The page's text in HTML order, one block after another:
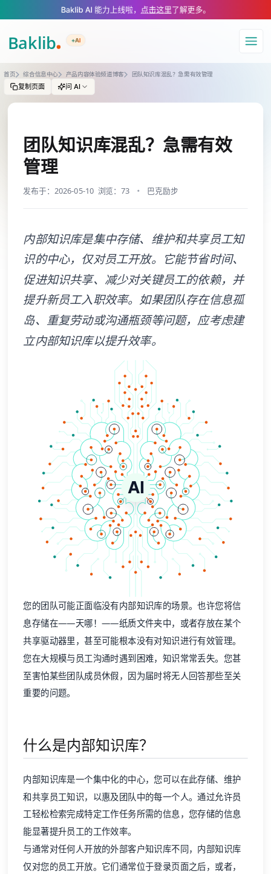
A Markdown version of this page is available at https://
Baklib AI 能力上线啦， 点击这里了解更多。
+AI
导航
首页 综合信息中心 产品内容体验频道博客 团队知识库混乱？急需有效管理
复制页面 问 AI
团队知识库混乱？急需有效
管理
发布于：2026-05-10 浏览：73 巴克励步
内部知识库是集中存储、维护和共享员工知
识的中心，仅对员工开放。它能节省时间、
促进知识共享、减少对关键员工的依赖，并
提升新员工入职效率。如果团队存在信息孤
岛、重复劳动或沟通瓶颈等问题，应考虑建
立内部知识库以提升效率。
您的团队可能正面临没有内部知识库的场景。也许您将信
息存储在——天哪！——纸质文件夹中，或者存放在某个
共享驱动器里，甚至可能根本没有对知识进行有效管理。
您在大规模与员工沟通时遇到困难，知识常常丢失。您甚
至害怕某些团队成员休假，因为届时将无人回答那些至关
重要的问题。
什么是内部知识库？
内部知识库是一个集中化的中心，您可以在此存储、维护
和共享员工知识，以惠及团队中的每一个人。通过允许员
工轻松检索完成特定工作任务所需的信息，您存储的信息
能显著提升员工的工作效率。
与通常对任何人开放的外部客户知识库不同，内部知识库
仅对您的员工开放。它们通常位于登录页面之后，或者，